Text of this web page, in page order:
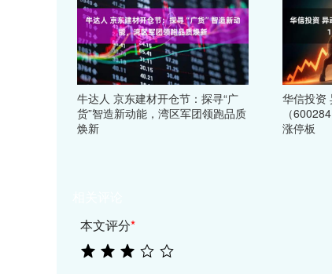
牛达人 京东建材开仓节：探寻“广
货”智造新动能，湾区军团领跑品质
焕新
华信投资
（
涨停板
本文评分*